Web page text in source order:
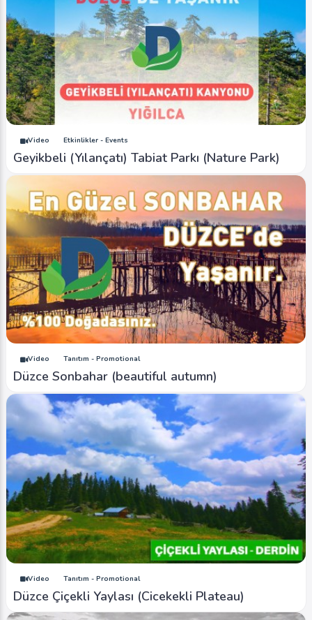
Video Etkinlikler - Events
Geyikbeli (Yılançatı) Tabiat Parkı (Nature Park)
Video Tanıtım - Promotional
Düzce Sonbahar (beautiful autumn)
Video Tanıtım - Promotional
Düzce Çiçekli Yaylası (Cicekekli Plateau)